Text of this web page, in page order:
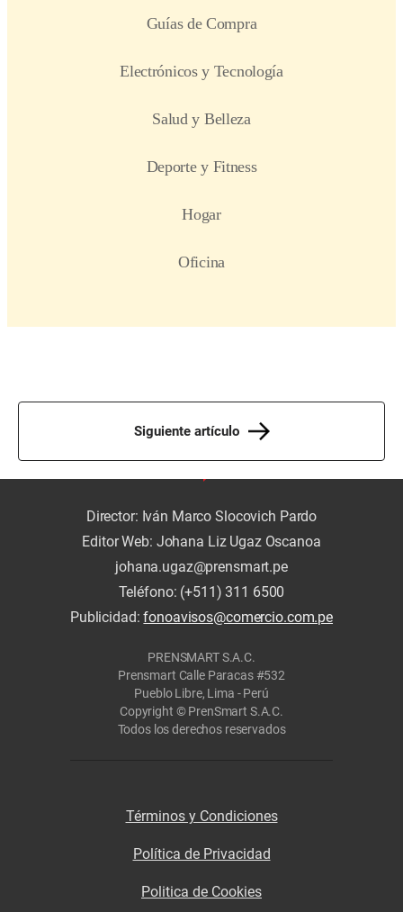
Siguiente artículo
Director: Iván Marco Slocovich Pardo
Editor Web: Johana Liz Ugaz Oscanoa
johana.ugaz@prensmart.pe
Teléfono: (+511) 311 6500
Publicidad:fonoavisos@comercio.com.pe
PRENSMART S.A.C.
Prensmart Calle Paracas #532
Pueblo Libre, Lima - Perú
Copyright © PrenSmart S.A.C.
Todos los derechos reservados
Términos y Condiciones
Política de Privacidad
Politica de Cookies